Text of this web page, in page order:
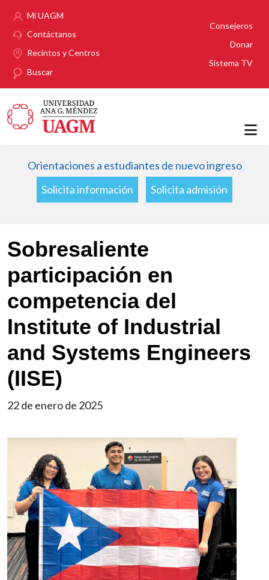
Mi UAGM
Contáctanos
Recintos y Centros
Buscar
Consejeros
Donar
Sistema TV
Orientaciones a estudiantes de nuevo ingreso
Solicita información
Solicita admisión
Sobresaliente
participación en
competencia del
Institute of Industrial
and Systems Engineers
(IISE)
22 de enero de 2025